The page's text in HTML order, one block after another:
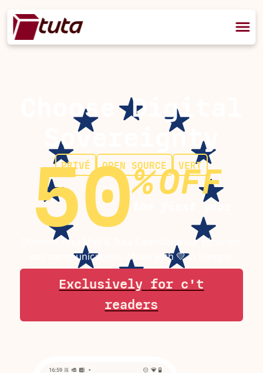
Choose Digital
Sovereignty
PRIVÉ OPEN SOURCE VERT
50%OFF
the first year
Obtenez Tuta Mail & Tuta Calendar pour sécuriser
vos communications. Made with 💛 in Europe.
Exclusively for c't
readers